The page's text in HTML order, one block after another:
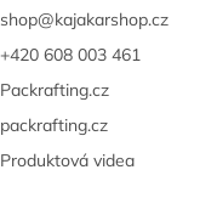
shop@kajakarshop.cz
+420 608 003 461
Packrafting.cz
packrafting.cz
Produktová videa